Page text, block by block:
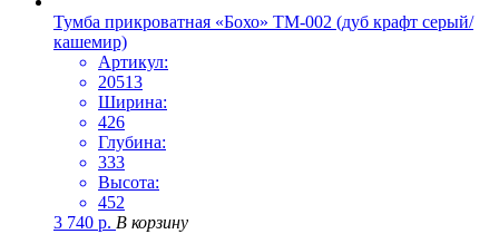
Тумба прикроватная «Бохо» ТМ-002 (дуб крафт серый/
кашемир)
Артикул:
20513
Ширина:
426
Глубина:
333
Высота:
452
3 740 р. В корзину